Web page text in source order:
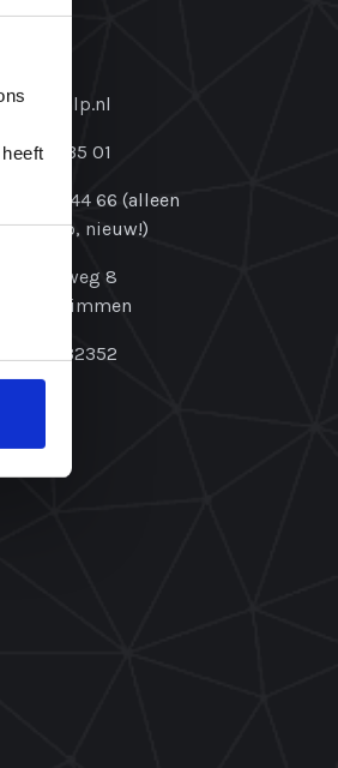
505 35 01
45 66 44 66 (alleen
nieuw!)
8
AX Limmen
87532352